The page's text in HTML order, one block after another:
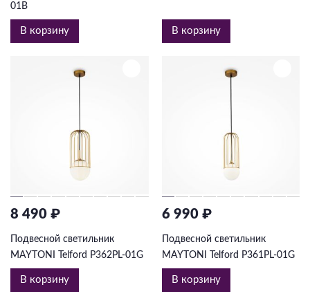
01B
В корзину В корзину
8 490 ₽
Подвесной светильник
MAYTONI Telford P362PL-01G
В корзину
6 990 ₽
Подвесной светильник
MAYTONI Telford P361PL-01G
В корзину